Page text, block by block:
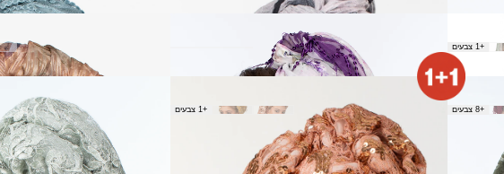
+1 צבעים 120.00
+8 צבעים
צעיף חוצות
₪120.00 +1 צבעים